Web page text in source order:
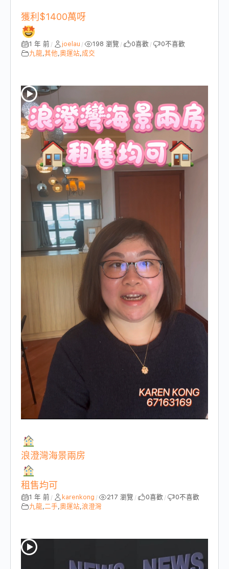
獲利$1400萬呀
1 年 前 / joelau / 198 瀏覽 / 0喜歡 / 0不喜歡
九龍,其他,奧運站,成交
浪澄灣海景兩房
租售均可
1 年 前 / karenkong / 217 瀏覽 / 0喜歡 / 0不喜歡
九龍,二手,奧運站,浪澄灣